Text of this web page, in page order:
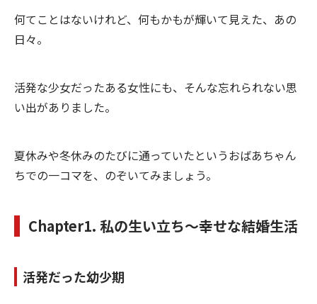
何てことはないけれど、何もかもが輝いて見えた、あの
日々。
活発な少女だったある女性にも、そんな忘れられない思
い出がありました。
夏休みや冬休みのたびに通っていたというおばあちゃん
ちでの一コマを、のぞいてみましょう。
Chapter1. 私の生い立ち〜幸せな結婚生活
活発だった幼少期